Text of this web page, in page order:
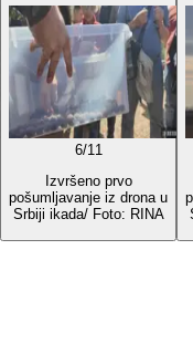
6/11
Izvršeno prvo
pošumljavanje iz drona u
Srbiji ikada/ Foto: RINA